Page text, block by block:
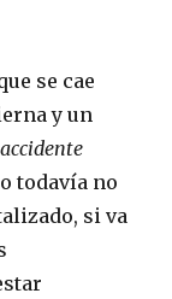
se cae
y un
accidente
todavía no
si va